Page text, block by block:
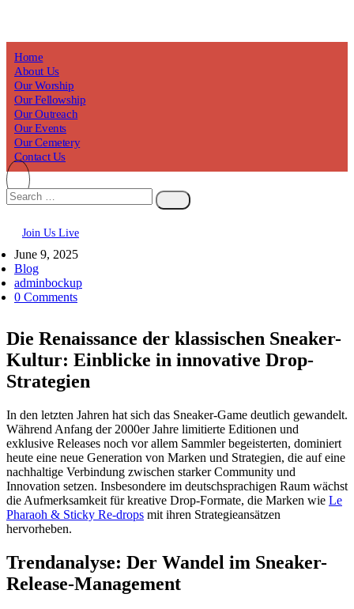
Home
About Us
Our Worship
Our Fellowship
Our Outreach
Our Events
Our Cemetery
Contact Us
Join Us Live
June 9, 2025
Blog
adminbockup
0 Comments
Die Renaissance der klassischen Sneaker-
Kultur: Einblicke in innovative Drop-
Strategien
In den letzten Jahren hat sich das Sneaker-Game deutlich gewandelt.
Während Anfang der 2000er Jahre limitierte Editionen und
exklusive Releases noch vor allem Sammler begeisterten, dominiert
heute eine neue Generation von Marken und Strategien, die auf eine
nachhaltige Verbindung zwischen starker Community und
Innovation setzen. Insbesondere im deutschsprachigen Raum wächst
die Aufmerksamkeit für kreative Drop-Formate, die Marken wie Le
Pharaoh & Sticky Re-drops mit ihren Strategieansätzen
hervorheben.
Trendanalyse: Der Wandel im Sneaker-
Release-Management